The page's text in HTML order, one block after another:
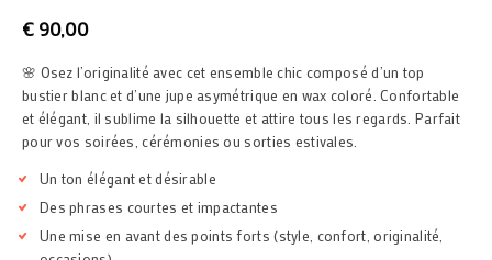
€90,00
🌸 Osez l’originalité avec cet ensemble chic composé d’un top
bustier blanc et d’une jupe asymétrique en wax coloré. Confortable
et élégant, il sublime la silhouette et attire tous les regards. Parfait
pour vos soirées, cérémonies ou sorties estivales.
Un ton élégant et désirable
Des phrases courtes et impactantes
Une mise en avant des points forts (style, confort, originalité,